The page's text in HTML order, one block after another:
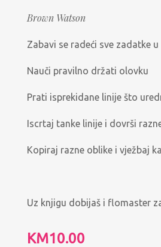
za djecu
sa naljepnicama
i Vježbanke
po autorima
Brown Watson
Zabavi se radeći sve zadatke
Nauči pravilno držati olovku
Prati isprekidane linije što
Iscrtaj tanke linije i dovrši
Kopiraj razne oblike i vježbaj
Uz knjigu dobijaš i flomaster
KM10.00